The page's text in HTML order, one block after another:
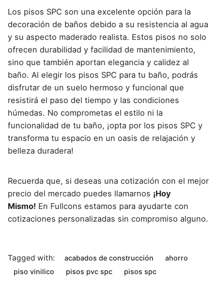
Los pisos SPC son una excelente opción para la
decoración de baños debido a su resistencia al agua
y su aspecto maderado realista. Estos pisos no solo
ofrecen durabilidad y facilidad de mantenimiento,
sino que también aportan elegancia y calidez al
baño. Al elegir los pisos SPC para tu baño, podrás
disfrutar de un suelo hermoso y funcional que
resistirá el paso del tiempo y las condiciones
húmedas. No comprometas el estilo ni la
funcionalidad de tu baño, ¡opta por los pisos SPC y
transforma tu espacio en un oasis de relajación y
belleza duradera!
Recuerda que, si deseas una cotización con el mejor
precio del mercado puedes llamarnos ¡Hoy
Mismo! En Fullcons estamos para ayudarte con
cotizaciones personalizadas sin compromiso alguno.
Tagged with: acabados de construcción
ahorro
piso vinilico
pisos pvc spc pisos spc